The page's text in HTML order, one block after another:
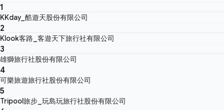
1
KKday_酷遊天股份有限公司
2
Klook客路_客遊天下旅行社有限公司
3
雄獅旅行社股份有限公司
4
可樂旅遊旅行社股份有限公司
5
Tripool旅步_玩島玩旅行社股份有限公司